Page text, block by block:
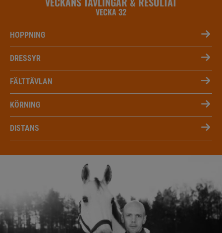
VECKA 32
HOPPNING
DRESSYR
FÄLTTÄVLAN
KÖRNING
DISTANS